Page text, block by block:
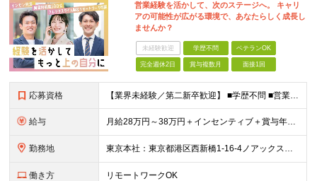
営業経験を活かして、次のステージへ。 キャリ
アの可能性が広がる環境で、あなたらしく成長し
ませんか？
未経験歓迎 学歴不問 ベテランOK
完全週休2日 賞与複数月 面接1回
応募資格 【業界未経験／第二新卒歓迎】 ■学歴不問 ■営業経験をお持ちの方（業界・年数不問） ◎不動産・代理店営業・メーカー営業など異業種出身メンバーが活躍中！ ～優遇～ ■IT業界、人材業界の営業経験者歓
給与 月給28万円～38万円＋インセンティブ＋賞与年2回 ※経験・能力などを考慮して、優遇します。 ※固定残業代（30時間分、4万7334円以上）を含む。超過分は別途支給します。 ※6ヶ月間の試用期間があ
勤務地 東京本社：東京都港区西新橋1-16-4ノアックスビル3階 九州支社：福岡県福岡市博多区博多駅東2-5-28博多偕成ビル2階 ◎転勤はありません。 ◎週2～3回リモート可能です！ (変更の範囲)なし
働き方 リモートワークOK